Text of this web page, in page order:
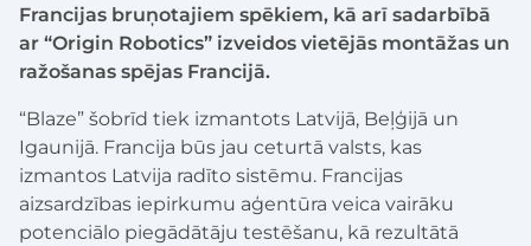
Francijas bruņotajiem spēkiem, kā arī sadarbībā
ar “Origin Robotics” izveidos vietējās montāžas un
ražošanas spējas Francijā.
“Blaze” šobrīd tiek izmantots Latvijā, Beļģijā un
Igaunijā. Francija būs jau ceturtā valsts, kas
izmantos Latvija radīto sistēmu. Francijas
aizsardzības iepirkumu aģentūra veica vairāku
potenciālo piegādātāju testēšanu, kā rezultātā